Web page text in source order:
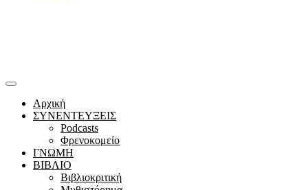
Αρχική
ΣΥΝΕΝΤΕΥΞΕΙΣ
Podcasts
Φρενοκομείο
ΓΝΩΜΗ
ΒΙΒΛΙΟ
Βιβλιοκριτική